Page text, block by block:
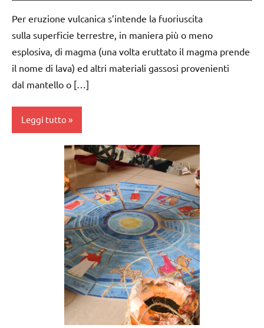
piante
TUTORIAL
TUTTI GLI
ARGOMENTI
TUTTI GLI
ARTICOLI
Per eruzione vulcanica s’intende la fuoriuscita
sulla superficie terrestre, in maniera più o meno
esplosiva, di magma (una volta eruttato il magma prende
il nome di lava) ed altri materiali gassosi provenienti
dal mantello o […]
Leggi tutto